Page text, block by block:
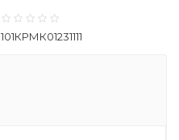
101КРМК01231111